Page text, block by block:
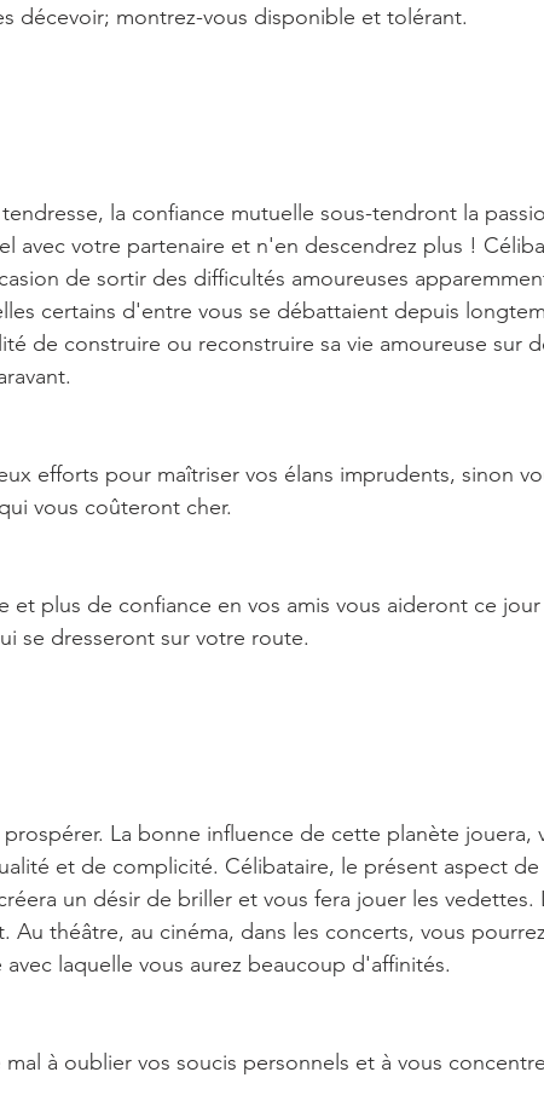
décevoir; montrez-vous disponible et tolérant.
la confiance mutuelle sous-tendront la
avec votre partenaire et n'en descendrez plus !
de sortir des difficultés amoureuses
certains d'entre vous se débattaient depuis
de construire ou reconstruire sa vie amoureuse sur
efforts pour maîtriser vos élans imprudents, sinon
vous coûteront cher.
plus de confiance en vos amis vous aideront ce jour
se dresseront sur votre route.
prospérer. La bonne influence de cette planète jouera,
et de complicité. Célibataire, le présent aspect de
un désir de briller et vous fera jouer les vedettes.
Au théâtre, au cinéma, dans les concerts, vous
laquelle vous aurez beaucoup d'affinités.
à oublier vos soucis personnels et à vous